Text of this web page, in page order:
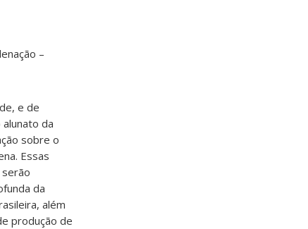
–
e de
da
sobre o
Essas
da
além
produção de